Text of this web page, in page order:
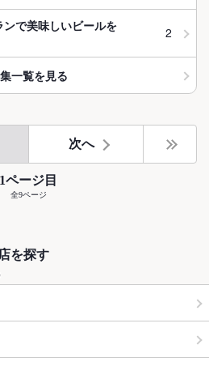
で美味しいビールを
2
一覧を見る
次へ
1ページ目
全9ページ
を探す